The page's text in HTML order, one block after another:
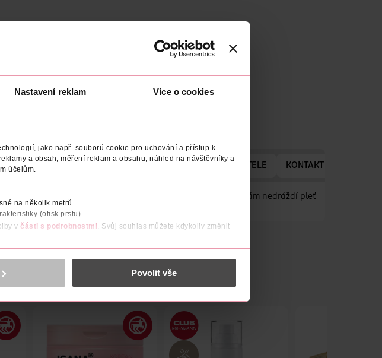
Nastavení reklam Více o cookies
jako např. souborů cookie pro uchování a přístup k
a obsah, měření reklam a obsahu, náhled na návštěvníky a
účelům.
na několik metrů
(otisk prstu)
v části s podrobnostmi. Svůj souhlas můžete kdykoliv změnit
návštěvnosti, které mohou nést osobní údaje.
Povolit vše
VÝROBCE/DODAVATELE ADRESA VÝROBCE/DODAVATELE KONTAKT NA
všechny každodenní nečistoty. Díky jemným čisticím složkám nedráždí pleť